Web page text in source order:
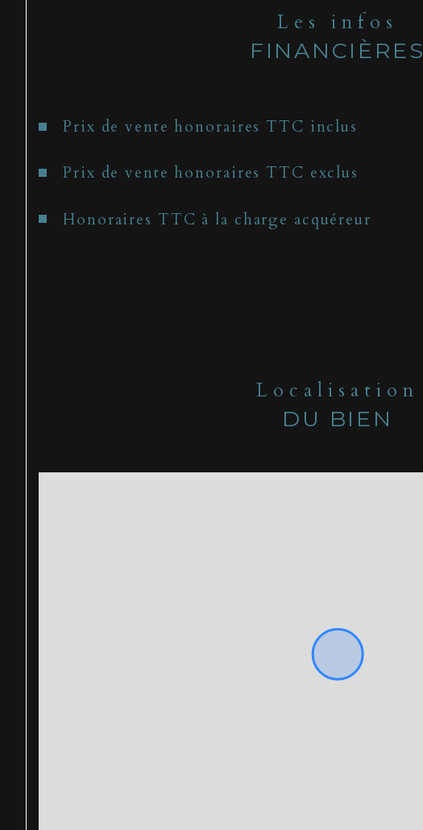
Les infos
FINANCIÈRES
Prix de vente honoraires TTC inclus
Prix de vente honoraires TTC exclus
Honoraires TTC à la charge acquéreur
Localisation
DU BIEN